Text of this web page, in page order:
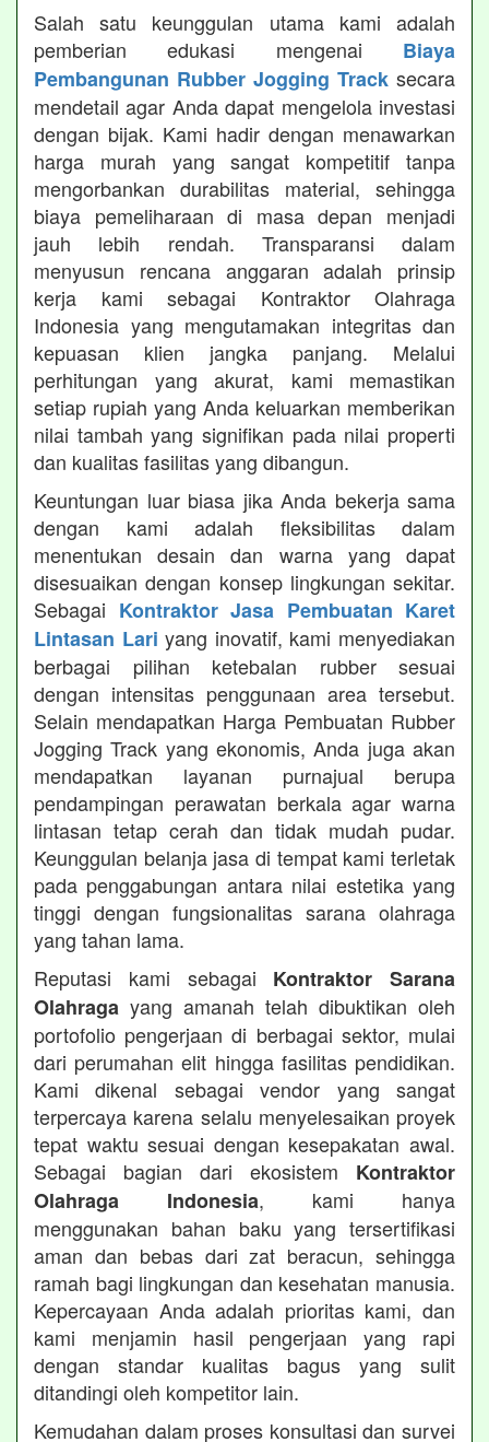
Salah satu keunggulan utama kami adalah
pemberian edukasi mengenai Biaya
Pembangunan Rubber Jogging Track secara
mendetail agar Anda dapat mengelola investasi
dengan bijak. Kami hadir dengan menawarkan
harga murah yang sangat kompetitif tanpa
mengorbankan durabilitas material, sehingga
biaya pemeliharaan di masa depan menjadi
jauh lebih rendah. Transparansi dalam
menyusun rencana anggaran adalah prinsip
kerja kami sebagai Kontraktor Olahraga
Indonesia yang mengutamakan integritas dan
kepuasan klien jangka panjang. Melalui
perhitungan yang akurat, kami memastikan
setiap rupiah yang Anda keluarkan memberikan
nilai tambah yang signifikan pada nilai properti
dan kualitas fasilitas yang dibangun.
Keuntungan luar biasa jika Anda bekerja sama
dengan kami adalah fleksibilitas dalam
menentukan desain dan warna yang dapat
disesuaikan dengan konsep lingkungan sekitar.
Sebagai Kontraktor Jasa Pembuatan Karet
Lintasan Lari yang inovatif, kami menyediakan
berbagai pilihan ketebalan rubber sesuai
dengan intensitas penggunaan area tersebut.
Selain mendapatkan Harga Pembuatan Rubber
Jogging Track yang ekonomis, Anda juga akan
mendapatkan layanan purnajual berupa
pendampingan perawatan berkala agar warna
lintasan tetap cerah dan tidak mudah pudar.
Keunggulan belanja jasa di tempat kami terletak
pada penggabungan antara nilai estetika yang
tinggi dengan fungsionalitas sarana olahraga
yang tahan lama.
Reputasi kami sebagai Kontraktor Sarana
Olahraga yang amanah telah dibuktikan oleh
portofolio pengerjaan di berbagai sektor, mulai
dari perumahan elit hingga fasilitas pendidikan.
Kami dikenal sebagai vendor yang sangat
terpercaya karena selalu menyelesaikan proyek
tepat waktu sesuai dengan kesepakatan awal.
Sebagai bagian dari ekosistem Kontraktor
Olahraga Indonesia, kami hanya
menggunakan bahan baku yang tersertifikasi
aman dan bebas dari zat beracun, sehingga
ramah bagi lingkungan dan kesehatan manusia.
Kepercayaan Anda adalah prioritas kami, dan
kami menjamin hasil pengerjaan yang rapi
dengan standar kualitas bagus yang sulit
ditandingi oleh kompetitor lain.
Kemudahan dalam proses konsultasi dan survei